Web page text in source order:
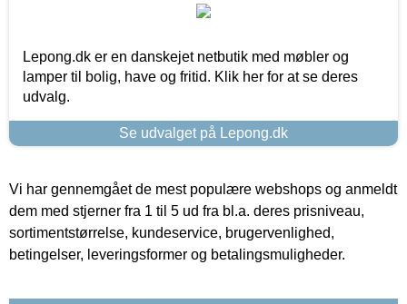
Lepong.dk er en danskejet netbutik med møbler og
lamper til bolig, have og fritid. Klik her for at se deres
udvalg.
Se udvalget på Lepong.dk
Vi har gennemgået de mest populære webshops og anmeldt
dem med stjerner fra 1 til 5 ud fra bl.a. deres prisniveau,
sortimentstørrelse, kundeservice, brugervenlighed,
betingelser, leveringsformer og betalingsmuligheder.